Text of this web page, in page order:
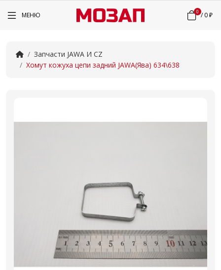
МЕНЮ 0 /0 ₽
Запчасти JAWA И CZ
Хомут кожуха цепи задний JAWA(Ява) 634\638